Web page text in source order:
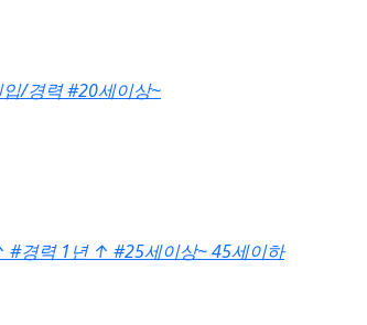
/경력#20세이상~
#경력 1년 ↑ #25세이상~ 45세이하